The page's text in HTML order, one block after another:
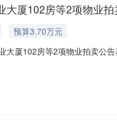
大厦102房等2项物业
预算3.70万元
大厦102房等2项物业拍卖公
延时竞价除外），在广东拍